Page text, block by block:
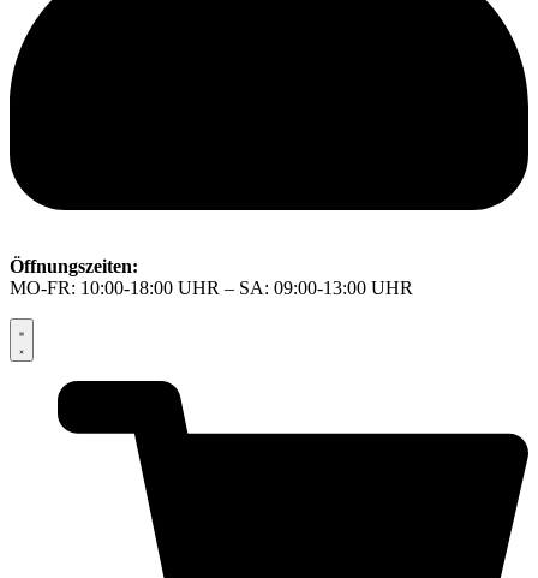
Öffnungszeiten:
MO-FR: 10:00-18:00 UHR – SA: 09:00-13:00 UHR